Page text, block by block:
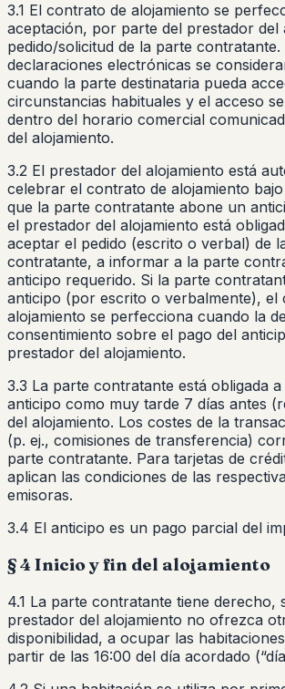
3.1 El contrato de alojamiento se
aceptación, por parte del prestador del
pedido/solicitud de la parte contratante.
declaraciones electrónicas se
cuando la parte destinataria pueda
circunstancias habituales y el acceso
dentro del horario comercial
del alojamiento.
3.2 El prestador del alojamiento está
celebrar el contrato de alojamiento
que la parte contratante abone un
el prestador del alojamiento está
aceptar el pedido (escrito o verbal) de
contratante, a informar a la parte
anticipo requerido. Si la parte
anticipo (por escrito o verbalmente), el
alojamiento se perfecciona cuando la
consentimiento sobre el pago del
prestador del alojamiento.
3.3 La parte contratante está obligada
anticipo como muy tarde 7 días antes
del alojamiento. Los costes de la
(p. ej., comisiones de transferencia)
parte contratante. Para tarjetas de
aplican las condiciones de las
emisoras.
3.4 El anticipo es un pago parcial del
§ 4 Inicio y fin del alojamiento
4.1 La parte contratante tiene derecho,
prestador del alojamiento no ofrezca
disponibilidad, a ocupar las
partir de las 16:00 del día acordado